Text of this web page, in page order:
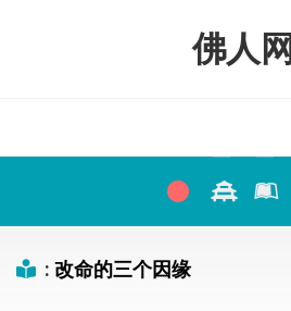
佛人网
: 改命的三个因缘